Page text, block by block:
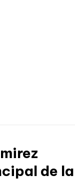
de la